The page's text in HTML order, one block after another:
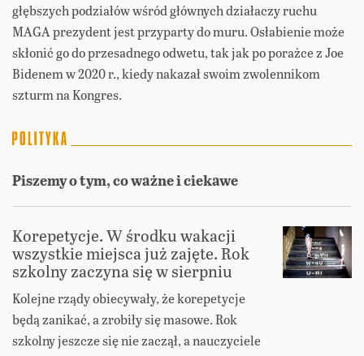
głębszych podziałów wśród głównych działaczy ruchu
MAGA prezydent jest przyparty do muru. Osłabienie może
skłonić go do przesadnego odwetu, tak jak po porażce z Joe
Bidenem w 2020 r., kiedy nakazał swoim zwolennikom
szturm na Kongres.
Piszemy o tym, co ważne i ciekawe
Korepetycje. W środku wakacji
wszystkie miejsca już zajęte. Rok
szkolny zaczyna się w sierpniu
Kolejne rządy obiecywały, że korepetycje
będą zanikać, a zrobiły się masowe. Rok
szkolny jeszcze się nie zaczął, a nauczyciele